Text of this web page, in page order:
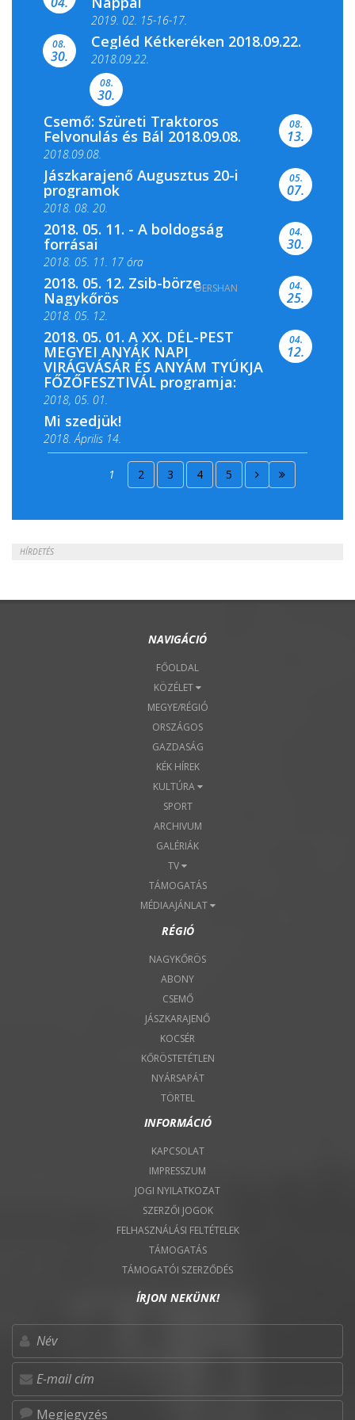
2019. 02. 15-16-17.
Színes és tartalmas programokkal várja a
Csemői Községi Könyvtár és...
08.
30.
Cegléd Kétkeréken 2018.09.22.
2018.09.22.
08.
30.
Csemő: Szüreti Traktoros
Felvonulás és Bál 2018.09.08.
2018.09.08.
08.
13.
Jászkarajenő Augusztus 20-i
programok
2018. 08. 20.
05.
07.
2018. 05. 11. - A boldogság
forrásai
2018. 05. 11. 17 óra
2018. 05. 11. 19 óra
04.
30.
2018. 05. 12. Zsib-börze
Nagykőrös
2018. 05. 12.
04.
25.
2018. 05. 01. A XX. DÉL-PEST
MEGYEI ANYÁK NAPI
VIRÁGVÁSÁR ÉS ANYÁM TYÚKJA
FŐZŐFESZTIVÁL programja:
2018, 05. 01.
04.
12.
Mi szedjük!
2018. Április 14.
2018. Április 15.
1 2 3 4 5
HÍRDETÉS
NAVIGÁCIÓ
FŐOLDAL
KÖZÉLET
MEGYE/RÉGIÓ
ORSZÁGOS
GAZDASÁG
KÉK HÍREK
KULTÚRA
SPORT
ARCHIVUM
GALÉRIÁK
TV
TÁMOGATÁS
MÉDIAAJÁNLAT
RÉGIÓ
NAGYKŐRÖS
ABONY
CSEMŐ
JÁSZKARAJENŐ
KOCSÉR
KŐRÖSTETÉTLEN
NYÁRSAPÁT
TÖRTEL
DERSHAN
INFORMÁCIÓ
KAPCSOLAT
IMPRESSZUM
JOGI NYILATKOZAT
SZERZŐI JOGOK
FELHASZNÁLÁSI FELTÉTELEK
TÁMOGATÁS
TÁMOGATÓI SZERZŐDÉS
ÍRJON NEKÜNK!